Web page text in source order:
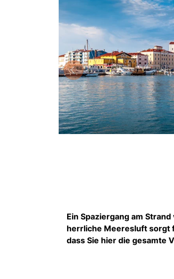
Ein Spaziergang am
herrliche Meeresluft sorgt
dass Sie hier die gesamte